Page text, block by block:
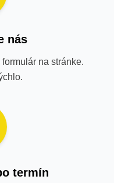
nás
na stránke.
termín